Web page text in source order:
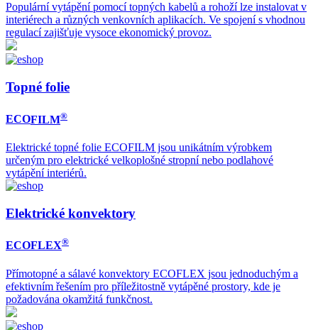
Populární vytápění pomocí topných kabelů a rohoží lze instalovat v
interiérech a různých venkovních aplikacích. Ve spojení s vhodnou
regulací zajišťuje vysoce ekonomický provoz.
Topné folie
ECOFILM®
Elektrické topné folie ECOFILM jsou unikátním výrobkem
určeným pro elektrické velkoplošné stropní nebo podlahové
vytápění interiérů.
Elektrické konvektory
ECOFLEX®
Přímotopné a sálavé konvektory ECOFLEX jsou jednoduchým a
efektivním řešením pro příležitostně vytápěné prostory, kde je
požadována okamžitá funkčnost.